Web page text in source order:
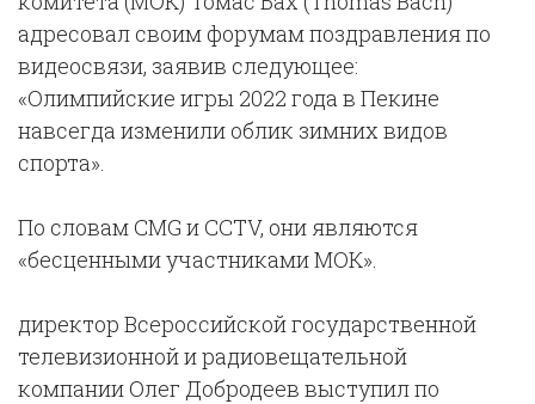
адресовал своим форумам поздравления по
видеосвязи, заявив следующее:
«Олимпийские игры 2022 года в Пекине
навсегда изменили облик зимних видов
спорта».
По словам CMG и CCTV, они являются
«бесценными участниками МОК».
директор Всероссийской государственной
телевизионной и радиовещательной
компании Олег Добродеев выступил по